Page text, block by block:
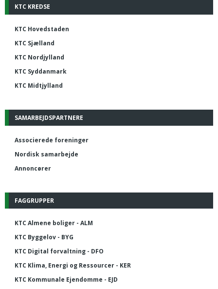
KTC KREDSE
KTC Hovedstaden
KTC Sjælland
KTC Nordjylland
KTC Syddanmark
KTC Midtjylland
SAMARBEJDSPARTNERE
Associerede foreninger
Nordisk samarbejde
Annoncører
FAGGRUPPER
KTC Almene boliger - ALM
KTC Byggelov - BYG
KTC Digital forvaltning - DFO
KTC Klima, Energi og Ressourcer - KER
KTC Kommunale Ejendomme - EJD